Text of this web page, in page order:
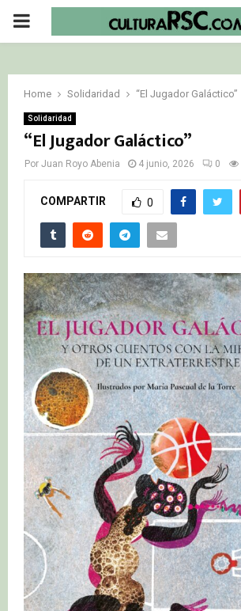
PRIMARY
Home Solidaridad “El Jugador Galáctico”
Solidaridad
“El Jugador Galáctico”
Por Juan Royo Abenia 4 junio, 2026 0
COMPARTIR 0